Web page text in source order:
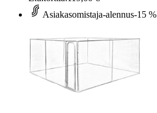
Asiakasomistaja-alennus-15 %